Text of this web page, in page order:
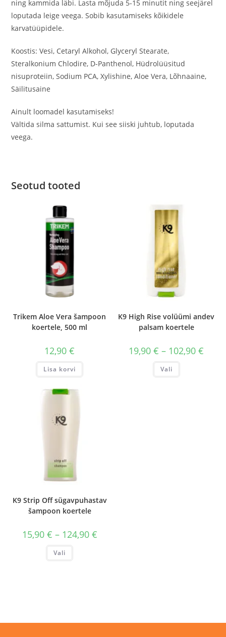
ning kammida läbi. Lasta mõjuda 5-15 minutit ning seejärel
loputada leige veega. Sobib kasutamiseks kõikidele
karvatüüpidele.
Koostis: Vesi, Cetaryl Alkohol, Glyceryl Stearate,
Steralkonium Chlodire, D-Panthenol, Hüdrolüüsitud
nisuproteiin, Sodium PCA, Xylishine, Aloe Vera, Lõhnaaine,
Säilitusaine
Ainult loomadel kasutamiseks!
Vältida silma sattumist. Kui see siiski juhtub, loputada
veega.
Seotud tooted
Trikem Aloe Vera šampoon
koertele, 500 ml
12,90€
Lisa korvi
K9 High Rise volüümi andev
palsam koertele
19,90€ – 102,90€
Vali
Sellel
K9 Strip Off sügavpuhastav
šampoon koertele
15,90 € – 124,90 €Hinnavahemik:
15,90 €
Vali
Sellel
on